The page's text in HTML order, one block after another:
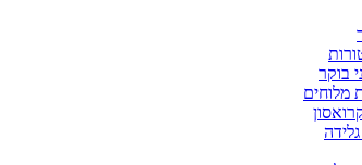
בוקר
מלוחים
גלידה